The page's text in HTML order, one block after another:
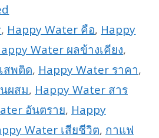
, Happy Water คือ, Happy
Water ผลข้างเคียง,
สพติด, Happy Water ราคา,
ผสม, Happy Water สาร
อันตราย, Happy
Water เสียชีวิต, กาแฟ